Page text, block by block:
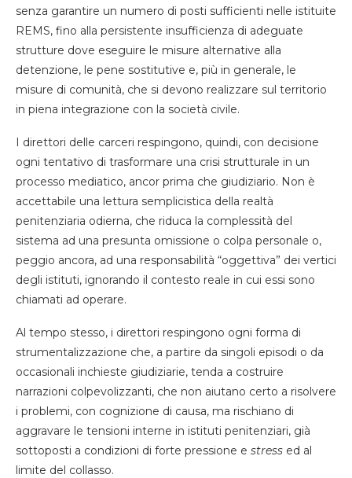
senza garantire un numero di posti sufficienti nelle istituite
REMS, fino alla persistente insufficienza di adeguate
strutture dove eseguire le misure alternative alla
detenzione, le pene sostitutive e, più in generale, le
misure di comunità, che si devono realizzare sul territorio
in piena integrazione con la società civile.
I direttori delle carceri respingono, quindi, con decisione
ogni tentativo di trasformare una crisi strutturale in un
processo mediatico, ancor prima che giudiziario. Non è
accettabile una lettura semplicistica della realtà
penitenziaria odierna, che riduca la complessità del
sistema ad una presunta omissione o colpa personale o,
peggio ancora, ad una responsabilità “oggettiva” dei vertici
degli istituti, ignorando il contesto reale in cui essi sono
chiamati ad operare.
Al tempo stesso, i direttori respingono ogni forma di
strumentalizzazione che, a partire da singoli episodi o da
occasionali inchieste giudiziarie, tenda a costruire
narrazioni colpevolizzanti, che non aiutano certo a risolvere
i problemi, con cognizione di causa, ma rischiano di
aggravare le tensioni interne in istituti penitenziari, già
sottoposti a condizioni di forte pressione e stress ed al
limite del collasso.